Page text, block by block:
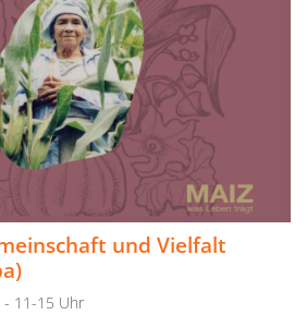
und Vielfalt
- 11-15 Uhr